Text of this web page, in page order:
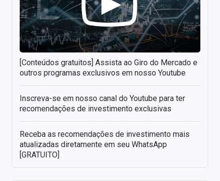
[Conteúdos gratuitos] Assista ao Giro do Mercado e
outros programas exclusivos em nosso Youtube
Inscreva-se em nosso canal do Youtube para ter
recomendações de investimento exclusivas
Receba as recomendações de investimento mais
atualizadas diretamente em seu WhatsApp
[GRATUITO]